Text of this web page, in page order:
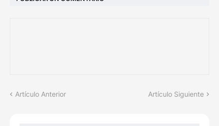
Artículo Anterior Artículo Siguiente